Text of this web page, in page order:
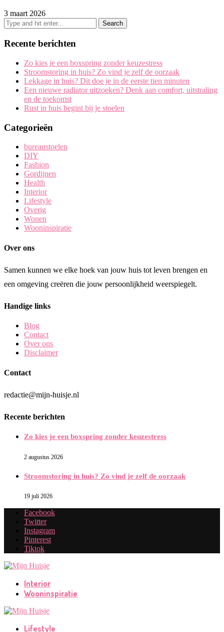
3 maart 2026
Recente berichten
Zo kies je een boxspring zonder keuzestress
Stroomstoring in huis? Zo vind je zelf de oorzaak
Lekkage in huis? Dit doe je in de eerste tien minuten
Een nieuwe radiator uitzoeken? Denk aan comfort, uitstraling
en de toekomst
Rust in huis begint bij je stoelen
Categorieën
bureaustoelen
DIY
Fashion
Gordijnen
Health
Interior
Lifestyle
Overig
Wonen
Wooninspiratie
Over ons
Samen kunnen we elke hoek van jouw huis tot leven brengen en
een omgeving creëren die jouw persoonlijkheid weerspiegelt.
Handige links
Blog
Contact
Over ons
Disclaimer
Contact
redactie@mijn-huisje.nl
Recente berichten
Zo kies je een boxspring zonder keuzestress
2 augustus 2026
Stroomstoring in huis? Zo vind je zelf de oorzaak
19 juli 2026
Facebook
Twitter
Instagram
Pinterest
Tiktok
Interior
Wooninspiratie
Lifestyle